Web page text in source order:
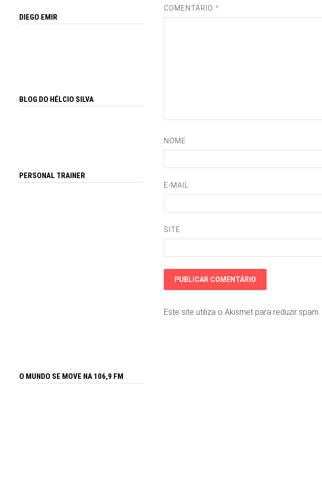
COMENTÁRIO*
NOME
E-MAIL
SITE
Este site utiliza o Akismet para reduzir spam.
DIEGO EMIR
BLOG DO HÉLCIO SILVA
PERSONAL TRAINER
O MUNDO SE MOVE NA 106,9 FM